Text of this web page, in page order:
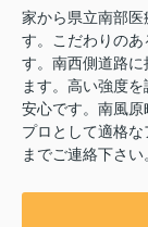
家から県立南部
す。こだわりの
す。南西側道路
ます。高い強度
安心です。南風
プロとして適格
までご連絡下さい